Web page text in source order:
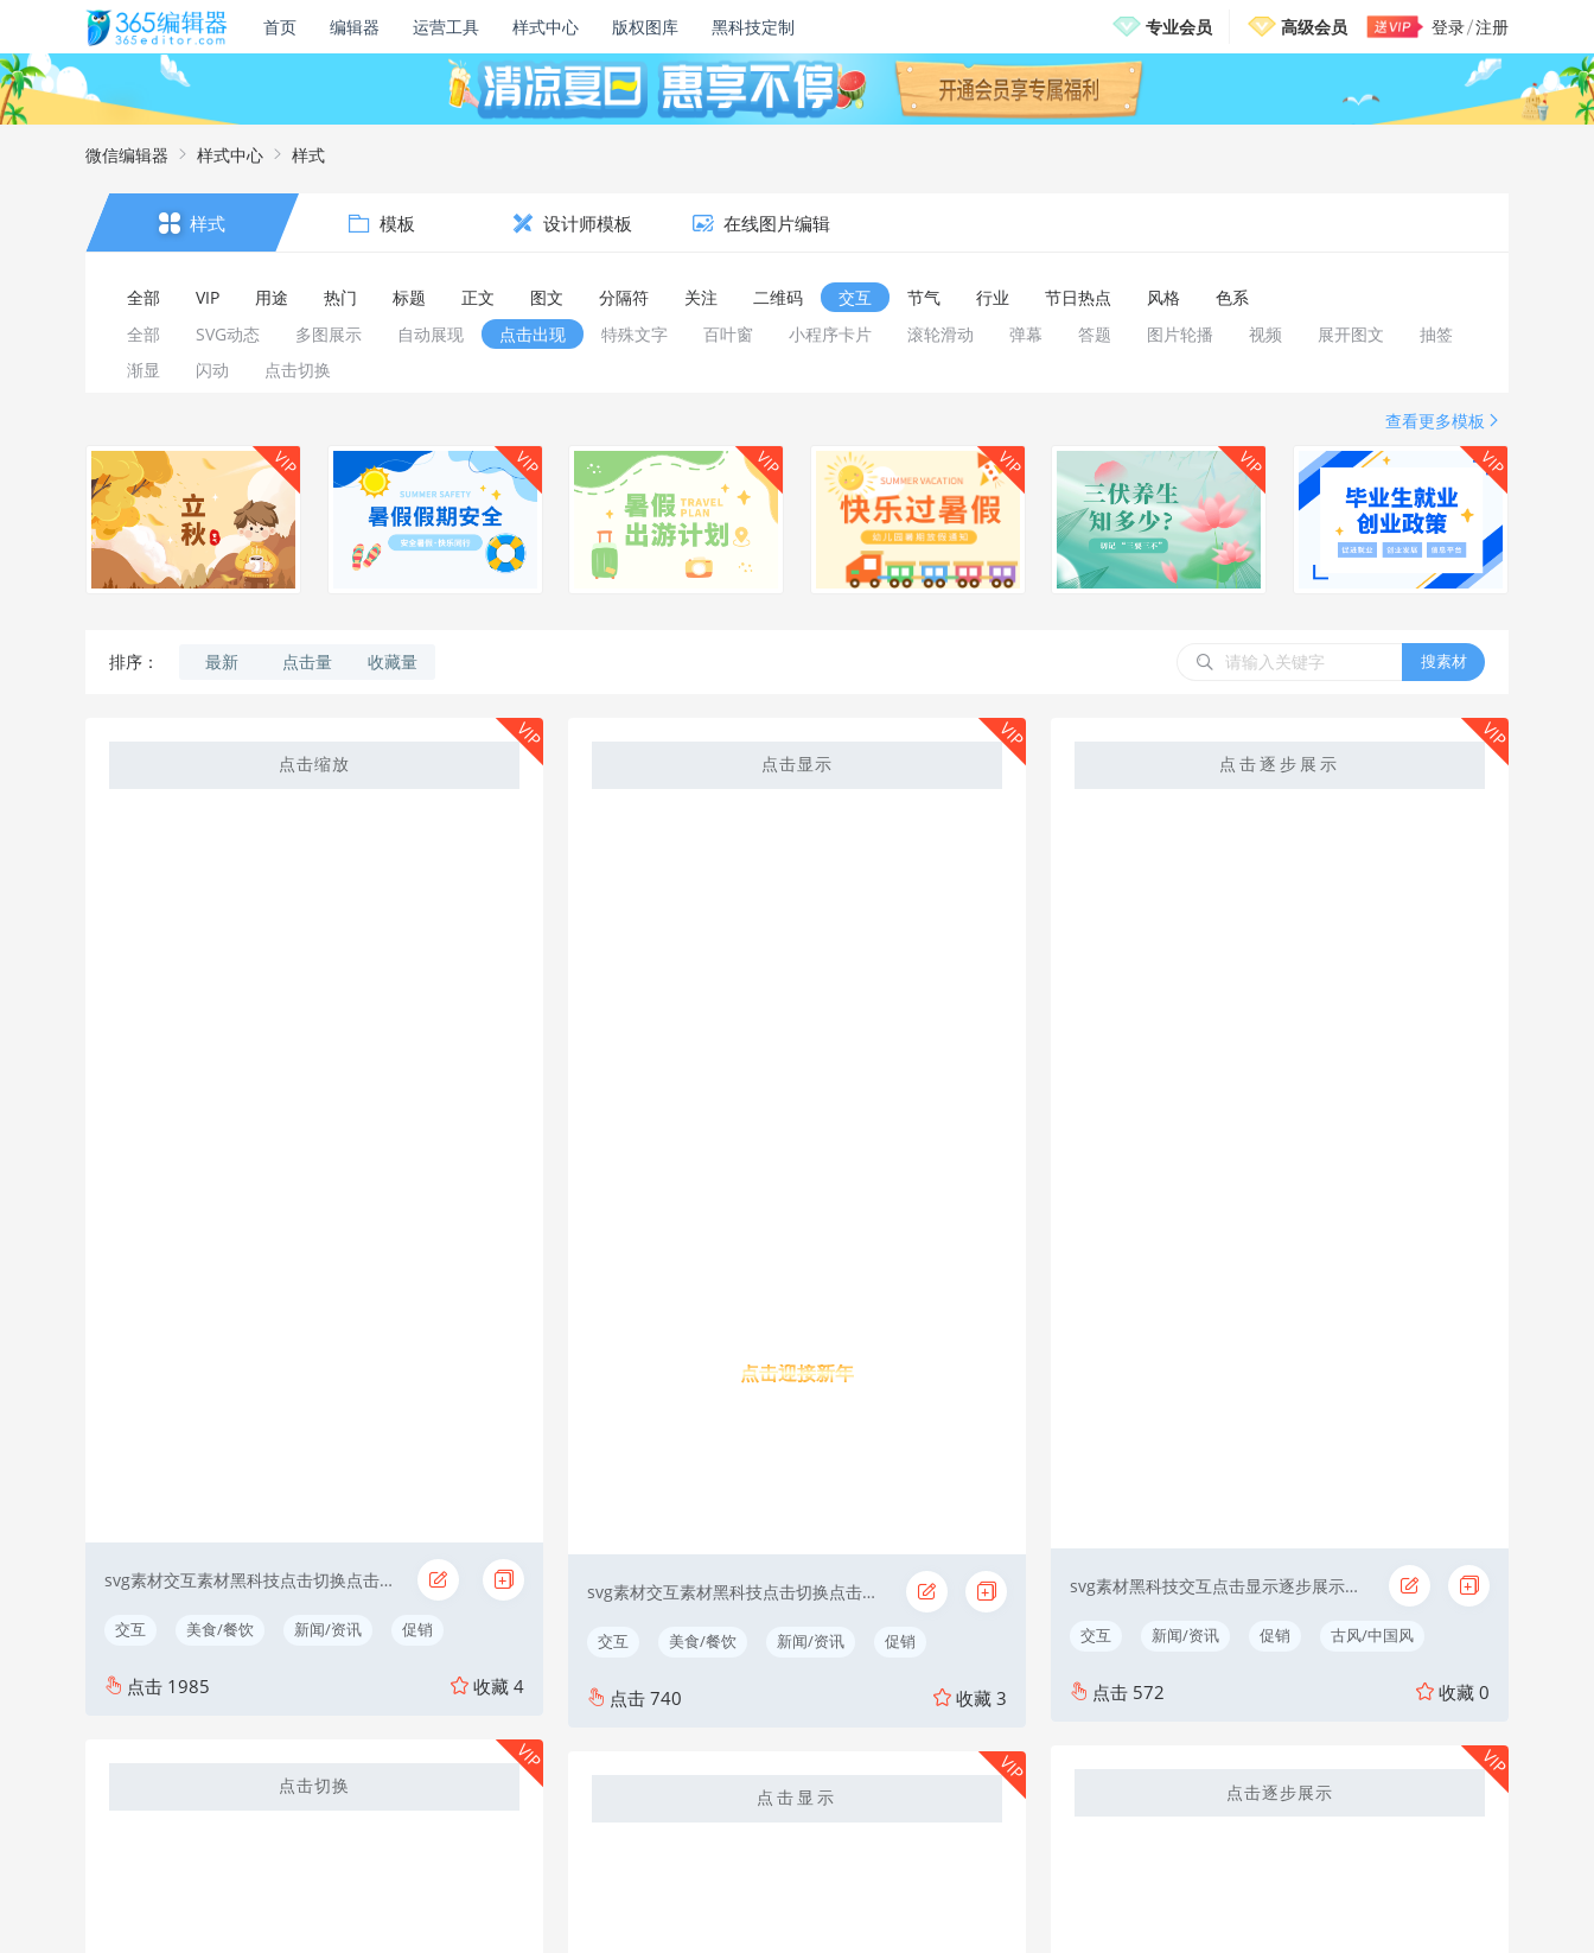
首页 编辑器 运营工具 样式中心 版权图库 黑科技定制 专业会员 高级会员 登录 注册
邀请有礼，免费送VIP
微信编辑器 样式中心 样式
样式 模板 设计师模板 在线图片编辑
全部 VIP 用途 热门 标题 正文 图文 分隔符 关注 二维码
交互
全部
SVG动态 多图展示 自动展现 点击出现 特殊文字 百叶窗 小程序卡片 滚轮滑动 弹幕 答题 图片轮播 视频 展开图文
抽签
渐显
闪动 点击切换
节气 行业 节日热点 风格 色系
查看更多模板
VIP VIP VIP VIP VIP VIP
排序： 最新 点击量 收藏量 搜素材
点击缩放
svg素材交互素材黑科技点击切换点击缩放切换
交互 美食/餐饮 新闻/资讯 促销
点击 1985 收藏 4
VIP
点击切换
VIP
点击显示
点击迎接新年
svg素材交互素材黑科技点击切换点击显示切换
交互 美食/餐饮 新闻/资讯 促销
点击 740 收藏 3
VIP
点击显示
VIP
点击逐步展示
svg素材黑科技交互点击显示逐步展示点击
交互 新闻/资讯 促销 古风/中国风
点击 572 收藏 0
VIP
点击逐步展示
VIP